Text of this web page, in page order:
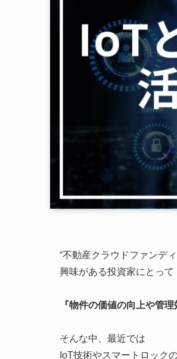
“不動産クラウドファンデ
興味がある投資家にとって
『物件の価値の向上や管理
そんな中、最近では
IoT技術やスマートロック